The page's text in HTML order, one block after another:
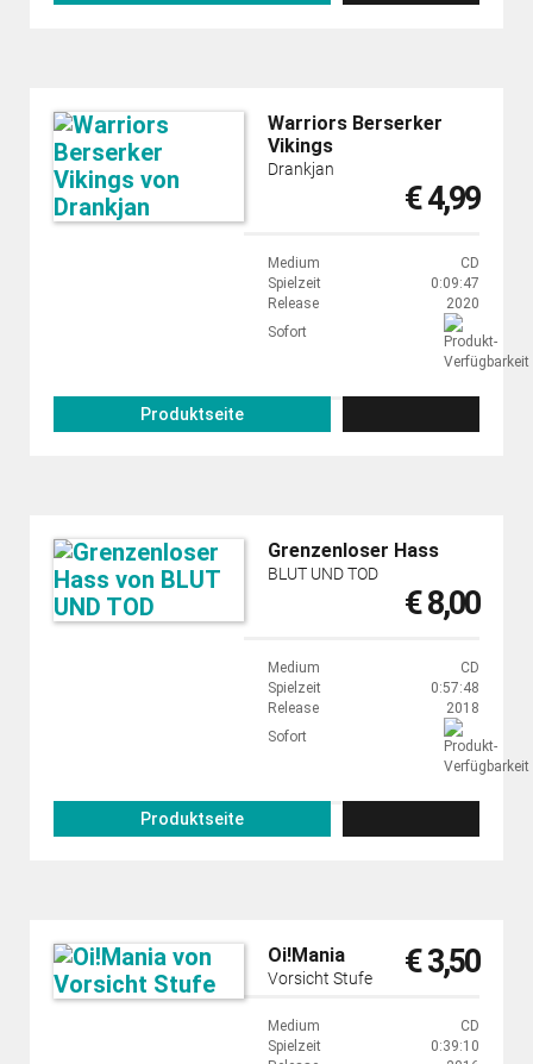
Warriors Berserker
Vikings
Drankjan
€ 4,99
Medium
CD
Spielzeit
0:09:47
Release
2020
Sofort
Produktseite
Grenzenloser Hass
BLUT UND TOD
€ 8,00
Medium
CD
Spielzeit
0:57:48
Release
2018
Sofort
Produktseite
Oi!Mania
Vorsicht Stufe € 3,50
Medium
CD
Spielzeit
0:39:10